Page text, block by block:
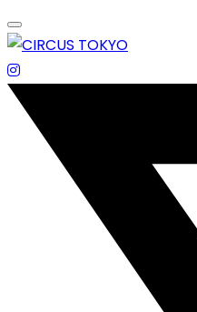
Skip
to
content
エンターテイメントスペース